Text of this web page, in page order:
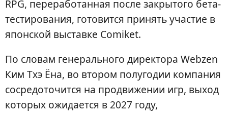
RPG, переработанная после закрытого бета-
тестирования, готовится принять участие в
японской выставке Comiket.
По словам генерального директора Webzen
Ким Тхэ Ёна, во втором полугодии компания
сосредоточится на продвижении игр, выход
которых ожидается в 2027 году,